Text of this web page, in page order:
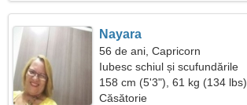
Nayara
56 de ani, Capricorn
Iubesc schiul și scufundările
158 cm (5'3"), 61 kg (134 lbs)
Căsătorie